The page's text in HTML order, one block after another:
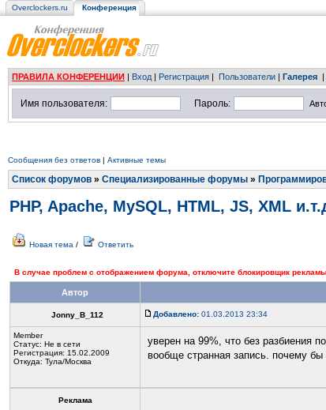
Overclockers.ru Конференция
ПРАВИЛА КОНФЕРЕНЦИИ | Вход | Регистрация | Пользователи | Галерея |
Имя пользователя: Пароль:
Сообщения без ответов | Активные темы
Список форумов » Специализированные форумы »
PHP, Apache, MySQL, HTML, JS, XML
Новая тема / Ответить
В случае проблем с отображением форума, отключите блокировщик рекламы
Автор
Jonny_B_112 Добавлено: 01.03.2013 23:34
Member
Статус: Не в сети
Регистрация: 15.02.2009
Откуда: Тула/Москва
уверен на 99%, что без разбиения
вообще странная запись. почему
Реклама